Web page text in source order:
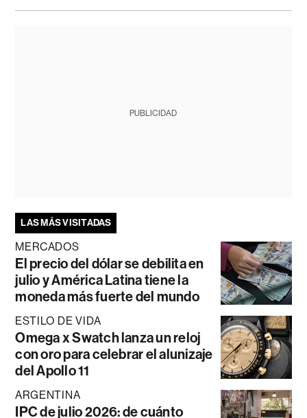
PUBLICIDAD
LAS MÁS VISITADAS
MERCADOS
El precio del dólar se debilita en
julio y América Latina tiene la
moneda más fuerte del mundo
ESTILO DE VIDA
Omega x Swatch lanza un reloj
con oro para celebrar el alunizaje
del Apollo 11
ARGENTINA
IPC de julio 2026: de cuánto